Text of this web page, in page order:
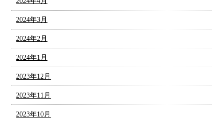
2024年3月
2024年2月
2024年1月
2023年12月
2023年11月
2023年10月